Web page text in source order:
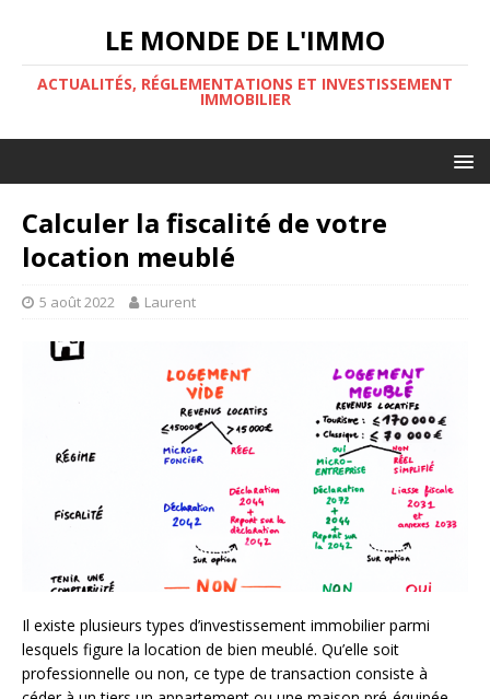
LE MONDE DE L'IMMO
ACTUALITÉS, RÉGLEMENTATIONS ET INVESTISSEMENT
IMMOBILIER
Calculer la fiscalité de votre
location meublé
5 août 2022 Laurent
Il existe plusieurs types d’investissement immobilier parmi
lesquels figure la location de bien meublé. Qu’elle soit
professionnelle ou non, ce type de transaction consiste à